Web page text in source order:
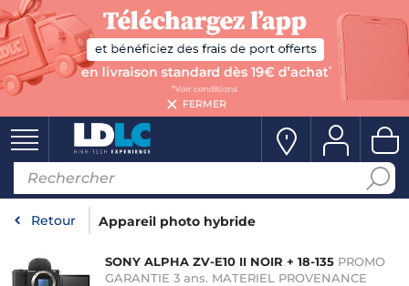
FERMER
Retour Appareil photo hybride
SONY ALPHA ZV-E10 II NOIR + 18-135 PROMO
GARANTIE 3 ans. MATERIEL PROVENANCE